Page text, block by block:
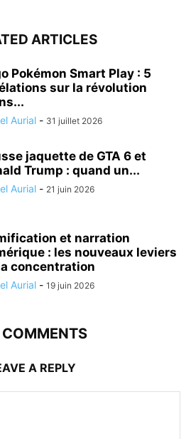
ARTICLES
Pokémon Smart Play : 5
sur la révolution
Aurial - 31 juillet 2026
jaquette de GTA 6 et
Trump : quand un...
Aurial - 21 juin 2026
et narration
: les nouveaux leviers
concentration
Aurial - 19 juin 2026
A REPLY